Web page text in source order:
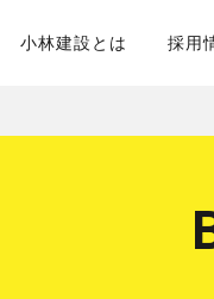
小林建設とは 採用